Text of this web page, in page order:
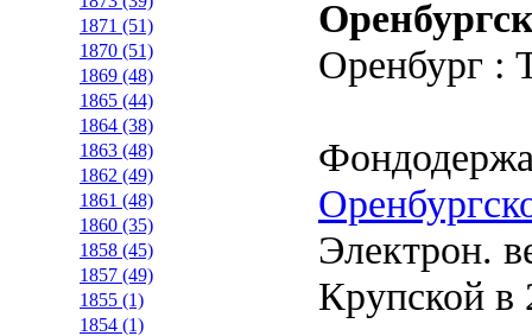
1871 (51)
1870 (51)
1869 (48)
1865 (44)
1864 (38)
1863 (48)
1862 (49)
1861 (48)
1860 (35)
1858 (45)
1857 (49)
1855 (1)
1854 (1)
Оренбург :
Электрон.
Крупской в